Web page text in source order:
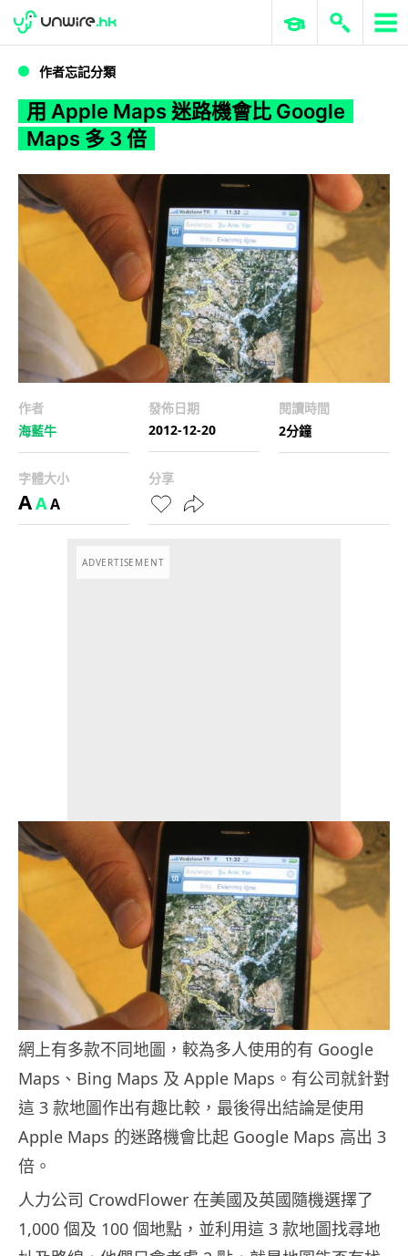
WWDC 2026 ERP 與商業 AI
作者忘記分類
用 Apple Maps 迷路機會比 Google
Maps 多 3 倍
作者
海藍牛
發佈日期
2012-12-20
閱讀時間
2分鐘
字體大小
AAA
分享
ADVERTISEMENT
網上有多款不同地圖，較為多人使用的有 Google
Maps、Bing Maps 及 Apple Maps。有公司就針對
這 3 款地圖作出有趣比較，最後得出結論是使用
Apple Maps 的迷路機會比起 Google Maps 高出 3
倍。
人力公司 CrowdFlower 在美國及英國隨機選擇了
1,000 個及 100 個地點，並利用這 3 款地圖找尋地